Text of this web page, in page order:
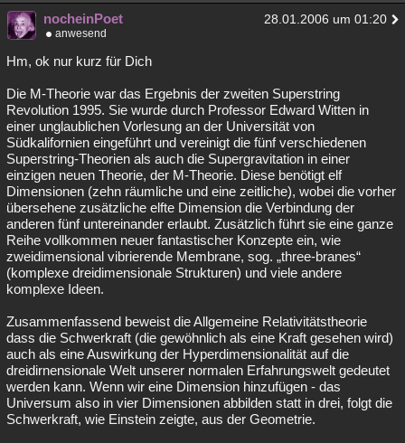
nocheinPoet 28.01.2006 um 01:20
anwesend
Hm, ok nur kurz für Dich
Die M-Theorie war das Ergebnis der zweiten Superstring
Revolution 1995. Sie wurde durch Professor Edward Witten in
einer unglaublichen Vorlesung an der Universität von
Südkalifornien eingeführt und vereinigt die fünf verschiedenen
Superstring-Theorien als auch die Supergravitation in einer
einzigen neuen Theorie, der M-Theorie. Diese benötigt elf
Dimensionen (zehn räumliche und eine zeitliche), wobei die vorher
übersehene zusätzliche elfte Dimension die Verbindung der
anderen fünf untereinander erlaubt. Zusätzlich führt sie eine ganze
Reihe vollkommen neuer fantastischer Konzepte ein, wie
zweidimensional vibrierende Membrane, sog. „three-branes“
(komplexe dreidimensionale Strukturen) und viele andere
komplexe Ideen.
Zusammenfassend beweist die Allgemeine Relativitätstheorie
dass die Schwerkraft (die gewöhnlich als eine Kraft gesehen wird)
auch als eine Auswirkung der Hyperdimensionalität auf die
dreidirnensionale Welt unserer normalen Erfahrungswelt gedeutet
werden kann. Wenn wir eine Dimension hinzufügen - das
Universum also in vier Dimensionen abbilden statt in drei, folgt die
Schwerkraft, wie Einstein zeigte, aus der Geometrie.